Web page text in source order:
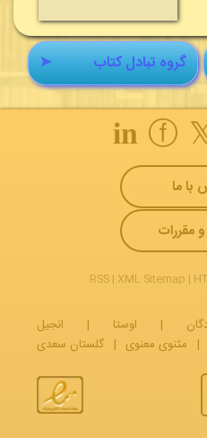
➤ گروه تبادل کتاب
ⓕ
𝐢𝐧
با ما
مقررات
RSS| XML Sitemap |
| اوستا |
انجیل
| مثنوی معنوی | گلستان سعدی